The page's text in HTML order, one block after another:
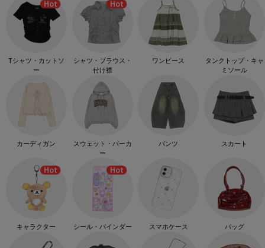
Tシャツ・カットソ
ー
シャツ・ブラウス・
付け襟
ワンピース
タンクトップ・キャ
ミソール
カーディガン
スウェット・パーカ
ー
パンツ スカート
キャラクター シール・バインダー スマホケース バッグ